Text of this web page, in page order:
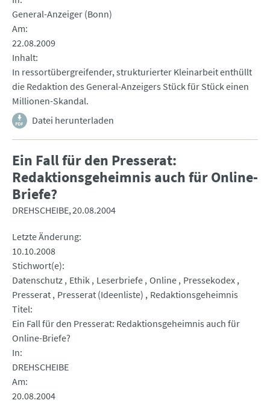
General-Anzeiger (Bonn)
Am
22.08.2009
Inhalt
In ressortübergreifender, strukturierter Kleinarbeit enthüllt
die Redaktion des General-Anzeigers Stück für Stück einen
Millionen-Skandal.
Datei herunterladen
Ein Fall für den Presserat:
Redaktionsgeheimnis auch für Online-
Briefe?
DREHSCHEIBE 20.08.2004
Letzte Änderung
10.10.2008
Stichwort(e)
Datenschutz Ethik Leserbriefe Online Pressekodex
Presserat Presserat (Ideenliste)
Redaktionsgeheimnis
Titel
Ein Fall für den Presserat: Redaktionsgeheimnis auch für
Online-Briefe?
In
DREHSCHEIBE
Am
20.08.2004